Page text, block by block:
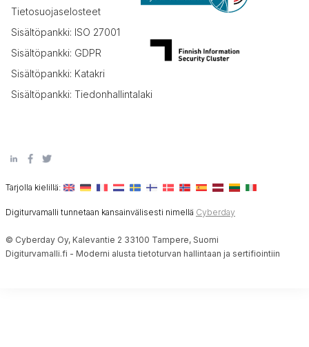
Tietosuojaselosteet
Sisältöpankki: ISO 27001
Sisältöpankki: GDPR
Sisältöpankki: Katakri
Sisältöpankki: Tiedonhallintalaki
Tarjolla kielillä:
Digiturvamalli tunnetaan kansainvälisesti nimellä Cyberday
© Cyberday Oy, Kalevantie 2 33100 Tampere, Suomi
Digiturvamalli.fi - Moderni alusta tietoturvan hallintaan ja sertifiointiin